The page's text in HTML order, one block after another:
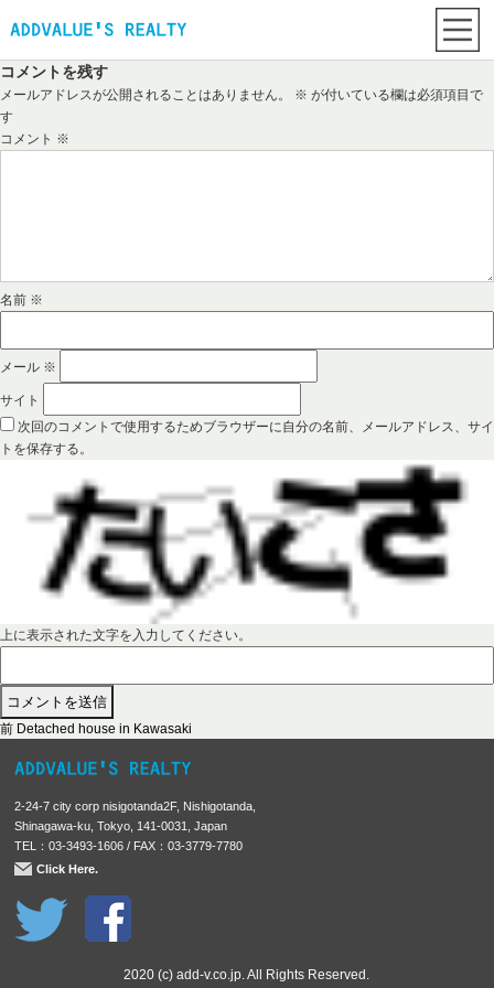
コメントを残す
メールアドレスが公開されることはありません。 ※ が付いている欄は必須項目で
す
コメント ※
名前 ※
メール ※
サイト
次回のコメントで使用するためブラウザーに自分の名前、メールアドレス、サイ
トを保存する。
上に表示された文字を入力してください。
投
稿
ビ
ゲ
ー
シ
ョ
前 前
投
:
Detached house in Kawasaki
2-24-7 city corp nisigotanda2F, Nishigotanda,
Shinagawa-ku, Tokyo, 141-0031, Japan
TEL：03-3493-1606 / FAX：03-3779-7780
Click Here.
2020 (c) add-v.co.jp. All Rights Reserved.